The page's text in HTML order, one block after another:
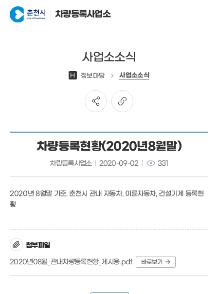
차량등록사업소
사업소소식
H 정보마당 사업소소식
차량등록현황(2020년8월말)
차량등록사업소 2020-09-02 331
2020년 8월말 기준, 춘천시 관내 자동차, 이륜자동차, 건설기계 등록현
황
첨부파일
2020년08월_관내차량등록현황_게시용.pdf
바로보기